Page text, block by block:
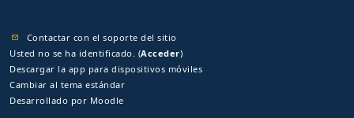
Contactar con el soporte del sitio
Usted no se ha identificado. (Acceder)
Descargar la app para dispositivos móviles
Cambiar al tema estándar
Desarrollado por Moodle